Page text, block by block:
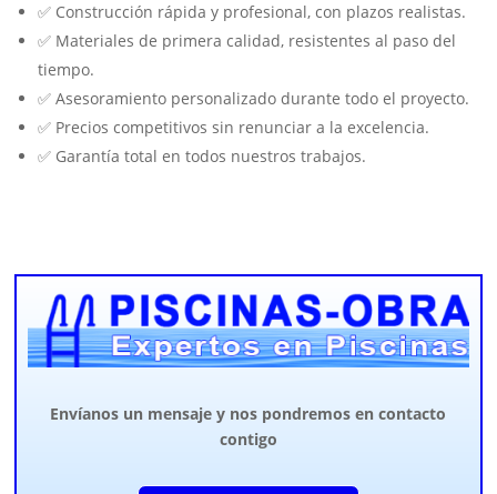
✅ Construcción rápida y profesional, con plazos realistas.
✅ Materiales de primera calidad, resistentes al paso del
tiempo.
✅ Asesoramiento personalizado durante todo el proyecto.
✅ Precios competitivos sin renunciar a la excelencia.
✅ Garantía total en todos nuestros trabajos.
Envíanos un mensaje y nos pondremos en contacto
contigo